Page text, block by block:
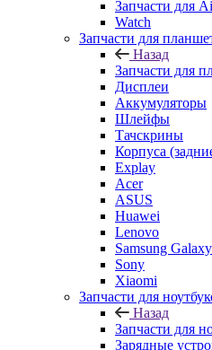
Дисплеи
Аккумуляторы
Шлейфы
Тачскрины
Корпуса
Explay
Acer
ASUS
Huawei
Lenovo
Samsung Galaxy
Sony
Xiaomi
Запчасти для
Назад
Запчасти для
Зарядные
Матрицы/
Переходники и
Системы
Запчасти для смарт